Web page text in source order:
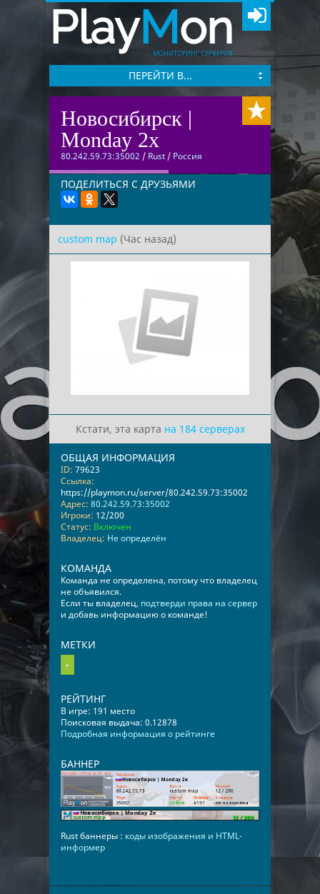
PlayMon
МОНИТОРИНГ СЕРВЕРОВ
ПЕРЕЙТИ В...
Новосибирск |
Monday 2x
80.242.59.73:35002 / Rust / Россия
ПОДЕЛИТЬСЯ С ДРУЗЬЯМИ
custom map (Час назад)
Кстати, эта карта на 184 серверах
ОБЩАЯ ИНФОРМАЦИЯ
ID: 79623
Ссылка:
https://playmon.ru/server/80.242.59.73:35002
Адрес: 80.242.59.73:35002
Игроки: 12/200
Статус: Включен
Владелец: Не определён
КОМАНДА
Команда не определена, потому что владелец
не объявился.
Если ты владелец, подтверди права на сервер
и добавь информацию о команде!
МЕТКИ
+
РЕЙТИНГ
В игре: 191 место
Поисковая выдача: 0.12878
Подробная информация о рейтинге
БАННЕР
Rust баннеры : коды изображения и HTML-
информер